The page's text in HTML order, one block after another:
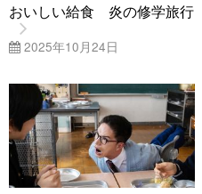
おいしい給食 炎の修学旅行
2025年10月24日